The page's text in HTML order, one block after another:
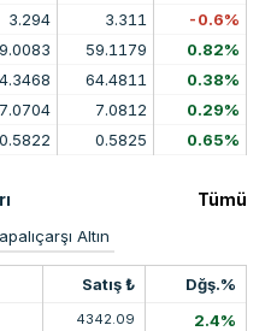
3.294 3.311 -0.6%
59.1179 0.82%
64.4811 0.38%
7.0704 7.0812 0.29%
0.5822 0.5825 0.65%
Tümü
Altın
Satış ₺ Dğş.%
4342.09 2.4%